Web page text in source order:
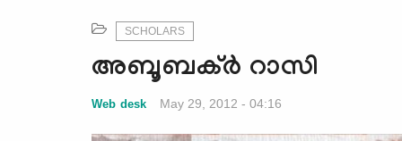
SCHOLARS
അബൂബക്ര്‍ റാസി
Web desk May 29, 2012 - 04:16